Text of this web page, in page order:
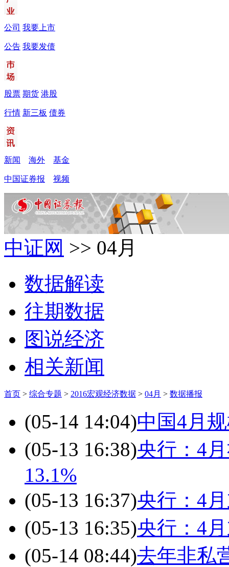
公司 我要上市
公告 我要发债
股票 期货 港股
行情 新三板 债券
新闻 海外 基金
中国证券报 视频
中证网 >> 04月
数据解读
往期数据
图说经济
相关新闻
首页 > 综合专题 > 2016宏观经济数据 > 04月 > 数据播报
(05-14 14:04)中国4月
(05-13 16:38)央行：4
13.1%
(05-13 16:37)央行：4
(05-13 16:35)央行：4
(05-14 08:44)去年非私